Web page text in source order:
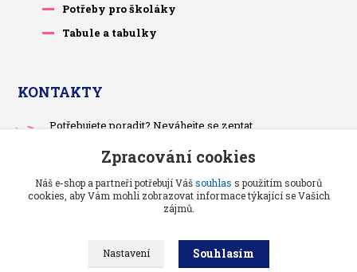
Potřeby pro školáky
Tabule a tabulky
KONTAKTY
Potřebujete poradit? Neváhejte se zeptat.
Po-čt, po 13 hodině
pietrasova.p@seznam.cz
Zpracování cookies
Náš e-shop a partneři potřebují Vášsouhlas s použitím souborů
cookies, aby Vám mohli zobrazovat informace týkající se Vašich
zájmů.
Nastavení Souhlasím